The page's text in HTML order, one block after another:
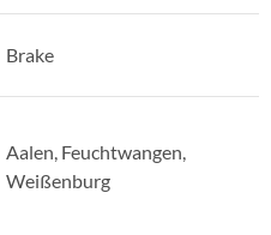
Brake
Aalen, Feuchtwangen,
Weißenburg